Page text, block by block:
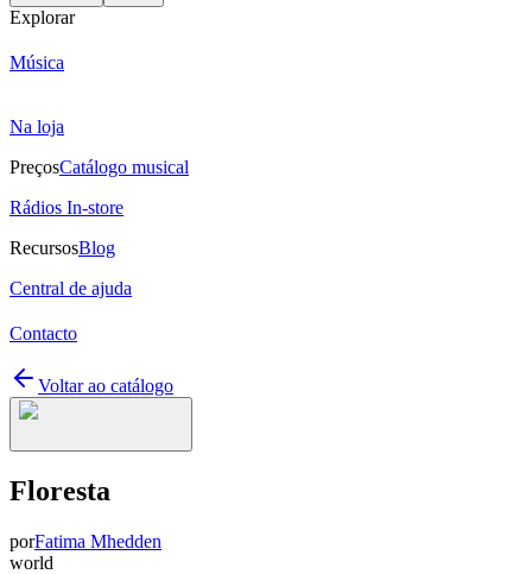
Explorar
Música
Na loja
PreçosCatálogo musical
Rádios In-store
RecursosBlog
Central de ajuda
Contacto
Voltar ao catálogo
Floresta
porFatima Mhedden
world